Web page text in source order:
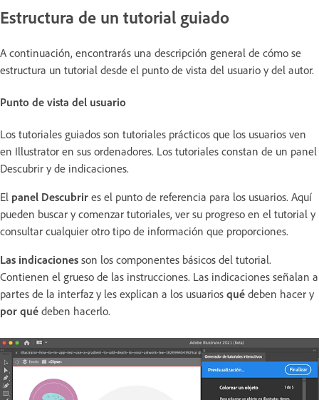
Estructura de un tutorial guiado
A continuación, encontrarás una descripción general de cómo se
estructura un tutorial desde el punto de vista del usuario y del autor.
Punto de vista del usuario
Los tutoriales guiados son tutoriales prácticos que los usuarios ven
en Illustrator en sus ordenadores. Los tutoriales constan de un panel
Descubrir y de indicaciones.
El panel Descubrir es el punto de referencia para los usuarios. Aquí
pueden buscar y comenzar tutoriales, ver su progreso en el tutorial y
consultar cualquier otro tipo de información que proporciones.
Las indicaciones son los componentes básicos del tutorial.
Contienen el grueso de las instrucciones. Las indicaciones señalan a
partes de la interfaz y les explican a los usuarios qué deben hacer y
por qué deben hacerlo.